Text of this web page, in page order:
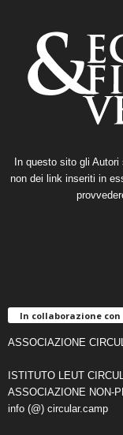
In questo sito gli
non dei link inseriti in
In collaborazione con
ASSOCIAZIONE
ISTITUTO LEUT
ASSOCIAZIONE NON-
info (@) circular.camp